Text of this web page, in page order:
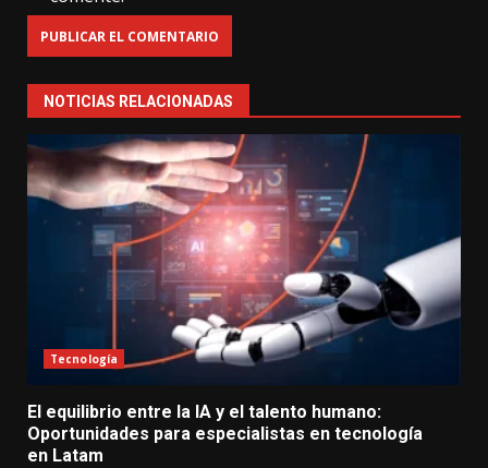
NOTICIAS RELACIONADAS
Tecnología
El equilibrio entre la IA y el talento humano:
Oportunidades para especialistas en tecnología
en Latam